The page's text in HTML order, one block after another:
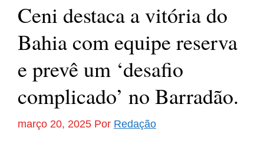
Ceni destaca a vitória do
Bahia com equipe reserva
e prevê um ‘desafio
complicado’ no Barradão.
março 20, 2025 Por Redação